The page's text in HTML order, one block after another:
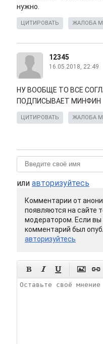
нужно.
ЦИТИРОВАТЬ ЖАЛОБА
12345
16.05.2018, 22:49
НУ ВООБЩЕ ТО ВСЕ
ПОДПИСЫВАЕТ МИНФИН
ЦИТИРОВАТЬ ЖАЛОБА
или авторизуйтесь
Комментарии от
появляются на сайте
модератором. Если вы
комментарий был
авторизуйтесь
    